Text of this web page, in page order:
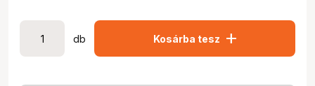
db Kosárba tesz add